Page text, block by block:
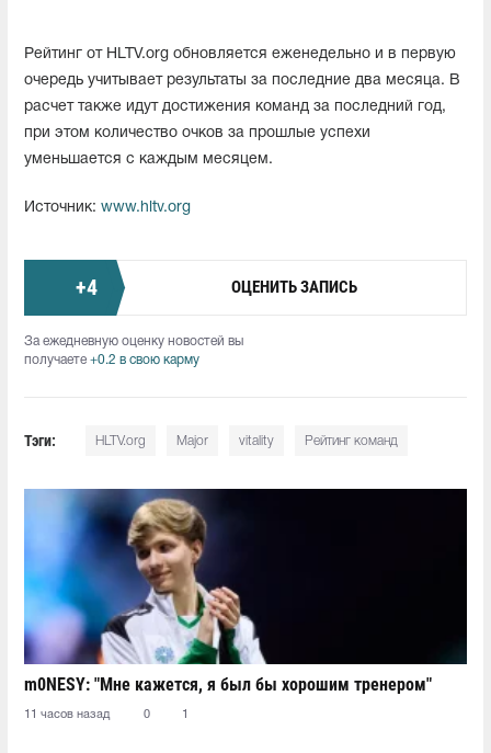
Рейтинг от HLTV.org обновляется еженедельно и в первую
очередь учитывает результаты за последние два месяца. В
расчет также идут достижения команд за последний год,
при этом количество очков за прошлые успехи
уменьшается с каждым месяцем.
Источник: www.hltv.org
+4 ОЦЕНИТЬ ЗАПИСЬ
За ежедневную оценку новостей вы
получаете +0.2 в свою карму
Тэги: HLTV.org Major vitality Рейтинг команд
m0NESY: "Мне кажется, я был бы хорошим тренером"
11 часов назад 0 1